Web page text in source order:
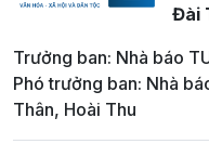
Đài
Trưởng ban: Nhà báo
Phó trưởng ban: Nhà
Thân, Hoài Thu